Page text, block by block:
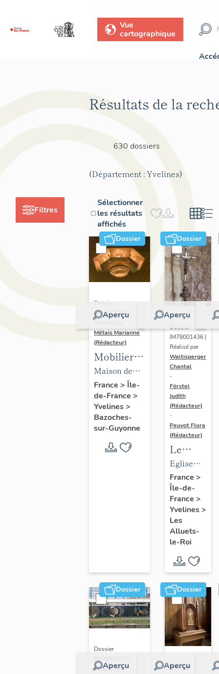
Vue
cartographique
Filtres
Résultats de la
630 dossiers
(Département : Yvelines)
Sélectionner
les résultats
affichés
Dossier
Aperçu
Dossier
IM78002723 |
Métais Marianne
(Rédacteur)
Mobilier
de la
maison
Louis
Carré
Maison de
villégiature
dite maison
Louis Carré
France > Île-
de-France >
Yvelines>
Bazoches-
sur-Guyonne
Dossier
Aperçu
Dossier
IM78001436 |
Réalisé par
Waltisperger
Chantal
-
Förstel
Judith
(Rédacteur)
-
Peuvot Flora
(Rédacteur)
Le
mobilier
de
l'église
Saint-
Nicolas
Eglise
paroissiale
Saint-
Nicolas
France >
Île-de-
France >
Yvelines>
Les
Alluets-
le-Roi
Dossier
Aperçu
Dossier
IM78002670 |
Réalisé par
Dossier
Aperçu
Dossier